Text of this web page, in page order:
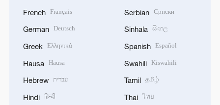
French Français
German Deutsch
Greek Ελληνικά
Hausa Hausa
Hebrew עברית
Hindi हिन्दी
Serbian Српски
Sinhala සිංහල
Spanish Español
Swahili Kiswahili
Tamil தமிழ்
Thai ไทย